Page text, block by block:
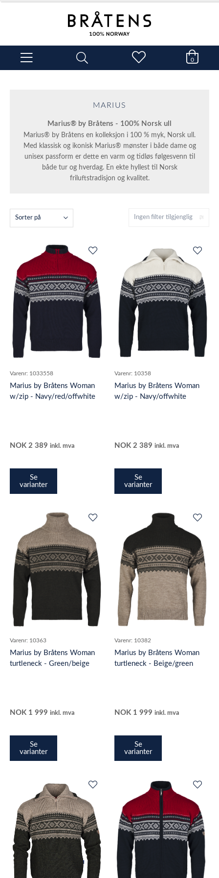
0
MARIUS
Marius® by Bråtens - 100% Norsk ull
Marius® by Bråtens en kolleksjon i 100 % myk, Norsk ull.
Med klassisk og ikonisk Marius® mønster i både dame og
unisex passform er dette en varm og tidløs følgesvenn til
både tur og hverdag. En ekte hyllest til Norsk
friluftstradisjon og kvalitet.
Ingen filter tilgjenglig
Sorter på
Varenr: 1033558
Marius by Bråtens Woman
w/zip - Navy/red/offwhite
NOK 2 389 inkl. mva
Se
varianter
Varenr: 10358
Marius by Bråtens Woman
w/zip - Navy/offwhite
NOK 2 389 inkl. mva
Se
varianter
Varenr: 10363
Marius by Bråtens Woman
turtleneck - Green/beige
NOK 1 999 inkl. mva
Se
varianter
Varenr: 10382
Marius by Bråtens Woman
turtleneck - Beige/green
NOK 1 999 inkl. mva
Se
varianter